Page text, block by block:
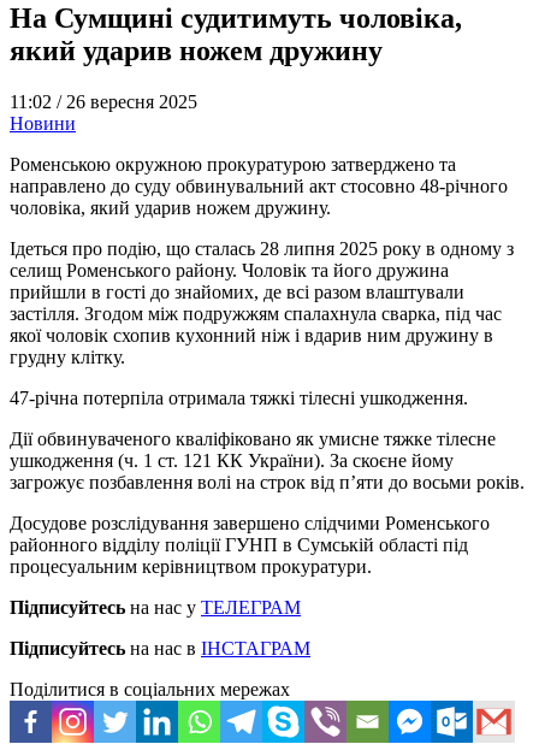
На Сумщині судитимуть чоловіка,
який ударив ножем дружину
11:02 / 26 вересня 2025
Новини
Роменською окружною прокуратурою затверджено та
направлено до суду обвинувальний акт стосовно 48-річного
чоловіка, який ударив ножем дружину.
Ідеться про подію, що сталась 28 липня 2025 року в одному з
селищ Роменського району. Чоловік та його дружина
прийшли в гості до знайомих, де всі разом влаштували
застілля. Згодом між подружжям спалахнула сварка, під час
якої чоловік схопив кухонний ніж і вдарив ним дружину в
грудну клітку.
47-річна потерпіла отримала тяжкі тілесні ушкодження.
Дії обвинуваченого кваліфіковано як умисне тяжке тілесне
ушкодження (ч. 1 ст. 121 КК України). За скоєне йому
загрожує позбавлення волі на строк від п’яти до восьми років.
Досудове розслідування завершено слідчими Роменського
районного відділу поліції ГУНП в Сумській області під
процесуальним керівництвом прокуратури.
Підписуйтесь на нас у ТЕЛЕГРАМ
Підписуйтесь на нас в ІНСТАГРАМ
Поділитися в соціальних мережах